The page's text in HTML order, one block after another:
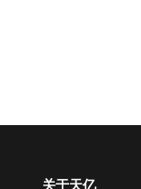
关于天亿